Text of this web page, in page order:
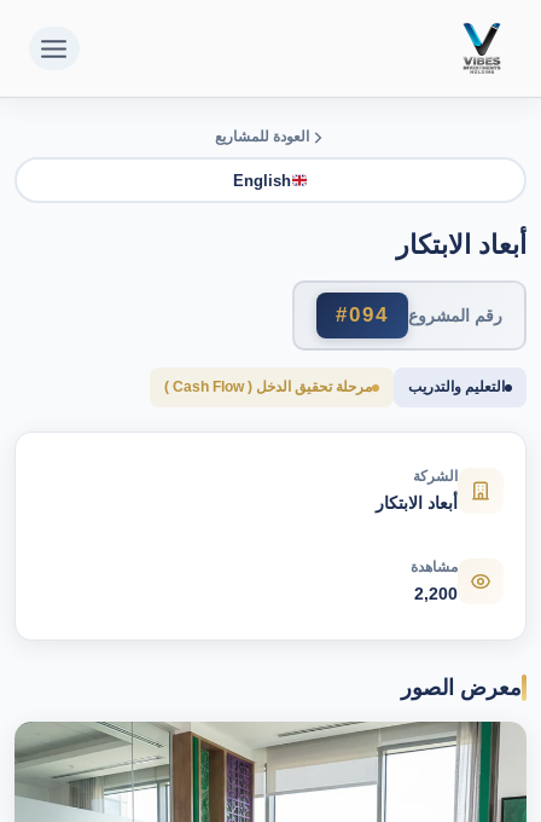
العودة للمشاريع
English
أبعاد الابتكار
رقم المشروع #094
التعليم والتدريب مرحلة تحقيق الدخل ( Cash Flow )
الشركة
أبعاد الابتكار
مشاهدة
2,200
معرض الصور